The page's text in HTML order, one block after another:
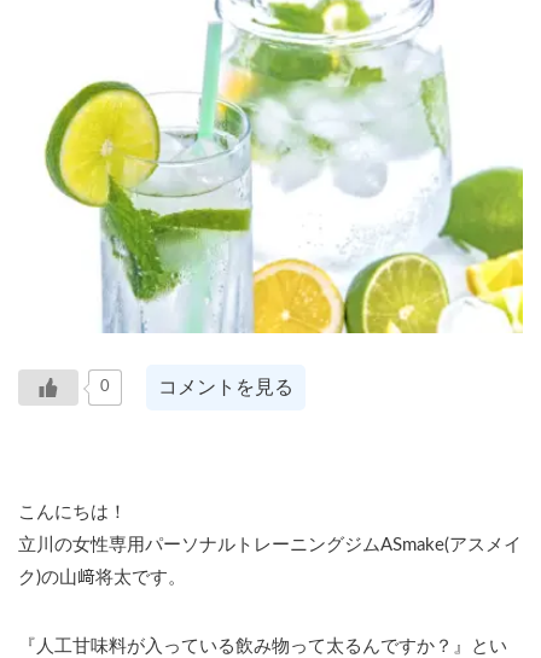
0 コメントを見る
こんにちは！
立川の女性専用パーソナルトレーニングジムASmake(アスメイ
ク)の山﨑将太です。
『人工甘味料が入っている飲み物って太るんですか？』とい